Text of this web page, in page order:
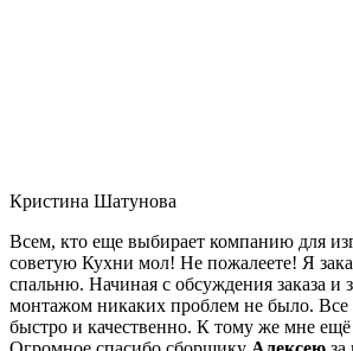
Кристина Шатунова
Всем, кто еще выбирает компанию для
советую Кухни мол! Не пожалеете! Я
спальню. Начиная с обсуждения заказа и
монтажом никаких проблем не было. Все
быстро и качественно. К тому же мне ещё